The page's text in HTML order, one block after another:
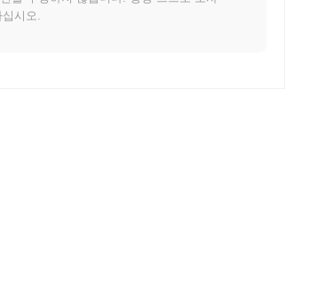
호화폐 시장에 뒤처졌습니다. 이는 더 넓은 시장
시오.